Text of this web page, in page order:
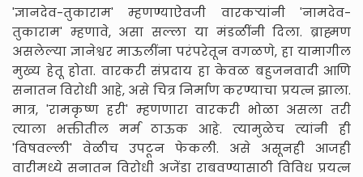
'ज्ञानदेव-तुकाराम' म्हणण्याऐवजी वारकऱ्यांनी 'नामदेव-
तुकाराम' म्हणावे, असा सल्ला या मंडळींनी दिला. ब्राह्मण
असलेल्या ज्ञानेश्वर माऊलींना परंपरेतून वगळणे, हा यामागील
मुख्य हेतू होता. वारकरी संप्रदाय हा केवळ बहुजनवादी आणि
सनातन विरोधी आहे, असे चित्र निर्माण करण्याचा प्रयत्न झाला.
मात्र, 'रामकृष्ण हरी' म्हणणारा वारकरी भोळा असला तरी
त्याला भक्तीतील मर्म ठाऊक आहे. त्यामुळेच त्यांनी ही
'विषवल्ली' वेळीच उपटून फेकली. असे असूनही आजही
वारीमध्ये सनातन विरोधी अजेंडा राबवण्यासाठी विविध प्रयत्न